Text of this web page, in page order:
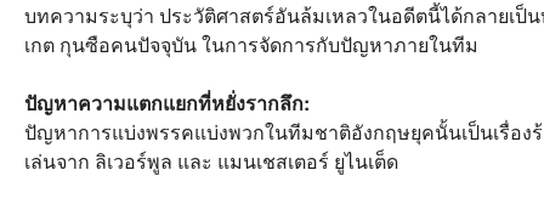
บทความระบุว่า ประวัติศาสตร์อันล้มเหลวในอดีตนี้ได้กลายเป็
เกต กุนซือคนปัจจุบัน ในการจัดการกับปัญหาภายในทีม
ปัญหาความแตกแยกที่หยั่งรากลึก:
ปัญหาการแบ่งพรรคแบ่งพวกในทีมชาติอังกฤษยุคนั้นเป็นเรื่องร้
เล่นจาก ลิเวอร์พูล และ แมนเชสเตอร์ ยูไนเต็ด